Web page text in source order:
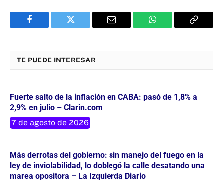
Facebook Twitter Email WhatsApp Copy
TE PUEDE INTERESAR
Fuerte salto de la inflación en CABA: pasó de 1,8% a
2,9% en julio – Clarin.com
7 de agosto de 2026
Más derrotas del gobierno: sin manejo del fuego en la
ley de inviolabilidad, lo doblegó la calle desatando una
marea opositora – La Izquierda Diario